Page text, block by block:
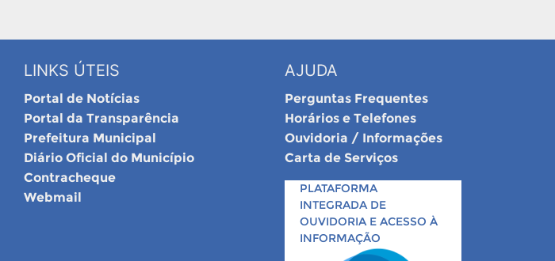
LINKS ÚTEIS
Portal de Notícias
Portal da Transparência
Prefeitura Municipal
Diário Oficial do Município
Contracheque
Webmail
AJUDA
Perguntas Frequentes
Horários e Telefones
Ouvidoria / Informações
Carta de Serviços
PLATAFORMA
INTEGRADA DE
OUVIDORIA E ACESSO À
INFORMAÇÃO